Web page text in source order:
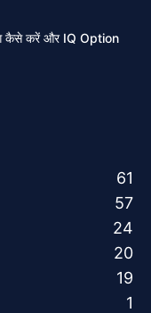
कैसे करें और IQ Option
61
57
24
20
19
1